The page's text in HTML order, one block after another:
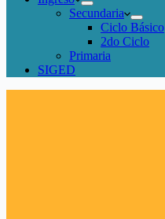
Secundaria
Ciclo Básico
2do Ciclo
Primaria
SIGED